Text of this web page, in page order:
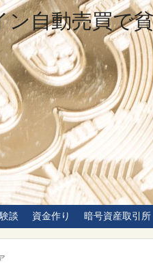
ン自動売買で
談 資金作り 暗号資産取引所